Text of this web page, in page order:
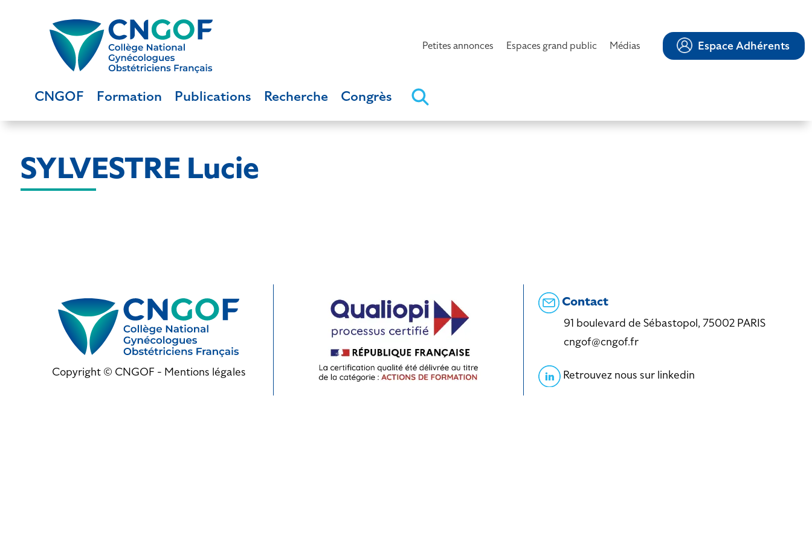
Petites annonces Espaces grand public Médias Espace Adhérents
CNGOF Formation Publications Recherche Congrès
SYLVESTRE Lucie
Copyright © CNGOF - Mentions légales
Contact
91 boulevard de Sébastopol, 75002 PARIS
cngof@cngof.fr
Retrouvez nous sur linkedin